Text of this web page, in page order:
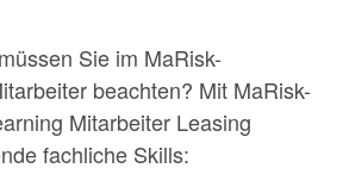
Sie im MaRisk-
beachten? Mit MaRisk-
Mitarbeiter Leasing
fachliche Skills: